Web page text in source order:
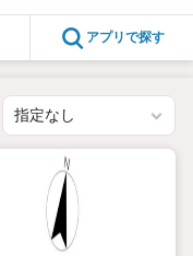
アプリで探す